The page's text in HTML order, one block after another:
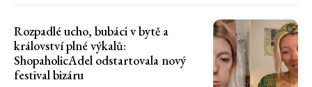
Rozpadlé ucho, bubáci v bytě a
království plné výkalů:
ShopaholicAdel odstartovala nový
festival bizáru